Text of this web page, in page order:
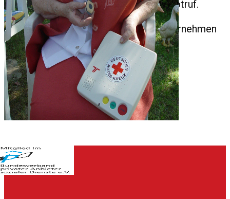
Kooperationspartner in Sachen Hausnotruf.
Die Abwicklung bis zur Installation übernehmen
natürlich gerne wir für Sie.
INFORMATIONEN ZUM HAUSNOTRUF